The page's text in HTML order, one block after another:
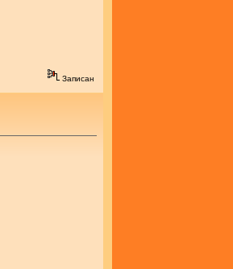
Записан